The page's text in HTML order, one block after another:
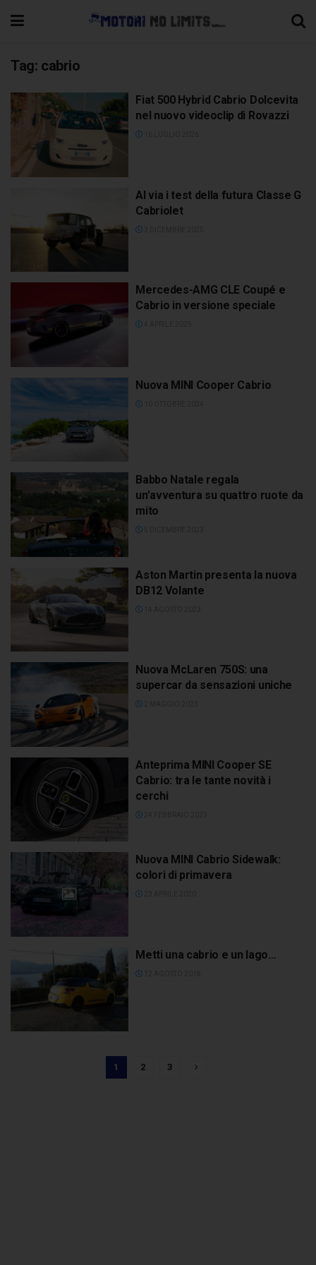
Tag: cabrio
Fiat 500 Hybrid Cabrio Dolcevita
nel nuovo videoclip di Rovazzi
Al via i test della futura Classe G
Cabriolet
Mercedes-AMG CLE Coupé e
Cabrio in versione speciale
Nuova MINI Cooper Cabrio
Babbo Natale regala
un’avventura su quattro ruote da
mito
Aston Martin presenta la nuova
DB12 Volante
Nuova McLaren 750S: una
supercar da sensazioni uniche
Anteprima MINI Cooper SE
Cabrio: tra le tante novità i
cerchi
Nuova MINI Cabrio Sidewalk:
colori di primavera
Metti una cabrio e un lago…
1 2 3